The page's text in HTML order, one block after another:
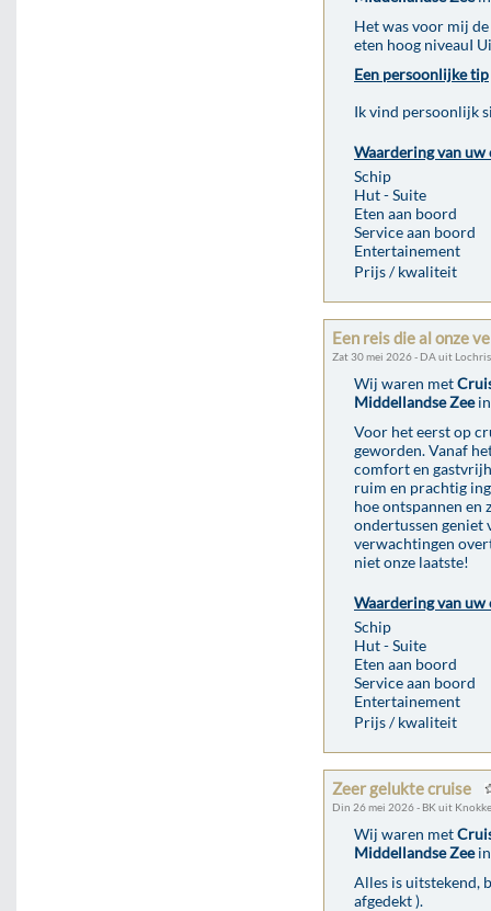
Het was voor mij
eten hoog niveauI
Een persoonlijke tip
Ik vind persoonlijk
Waardering van uw
Schip
Hut - Suite
Eten aan boord
Service aan boord
Entertainement
Prijs / kwaliteit
Een reis die al onze
Zat 30 mei 2026 - DA uit
Wij waren met
Middellandse Zeein
Voor het eerst op
geworden. Vanaf
comfort en
ruim en prachtig
hoe ontspannen en
ondertussen geniet
verwachtingen
niet onze laatste!
Waardering van uw
Schip
Hut - Suite
Eten aan boord
Service aan boord
Entertainement
Prijs / kwaliteit
Zeer gelukte cruise
Din 26 mei 2026 - BK uit Knokke
Wij waren met
Middellandse Zeein
Alles is uitstekend,
afgedekt ).